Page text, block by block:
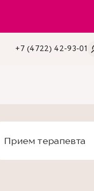
+7 (4722) 42-93-01
Прием терапевта